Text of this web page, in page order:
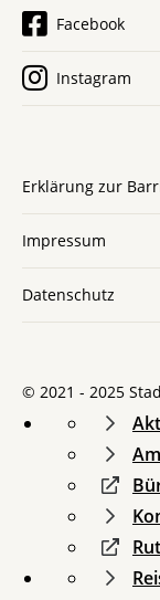
Facebook
Instagram
Erklärung zur
Impressum
Datenschutz
© 2021 - 2025